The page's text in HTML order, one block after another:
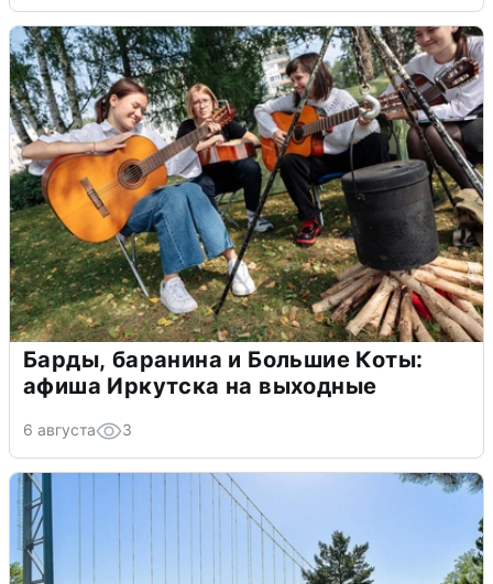
Барды, баранина и Большие Коты:
афиша Иркутска на выходные
6 августа 3